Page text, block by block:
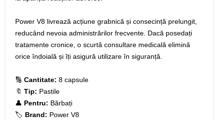
Power V8 livrează acțiune grabnică și consecință prelungit,
reducând nevoia administrărilor frecvente. Dacă posedați
tratamente cronice, o scurtă consultare medicală elimină
orice îndoială și îți asigură utilizare în siguranță.
🔢 Cantitate: 8 capsule
🔖 Tip: Pastile
👤 Pentru: Bărbați
🏷️ Brand: Power V8